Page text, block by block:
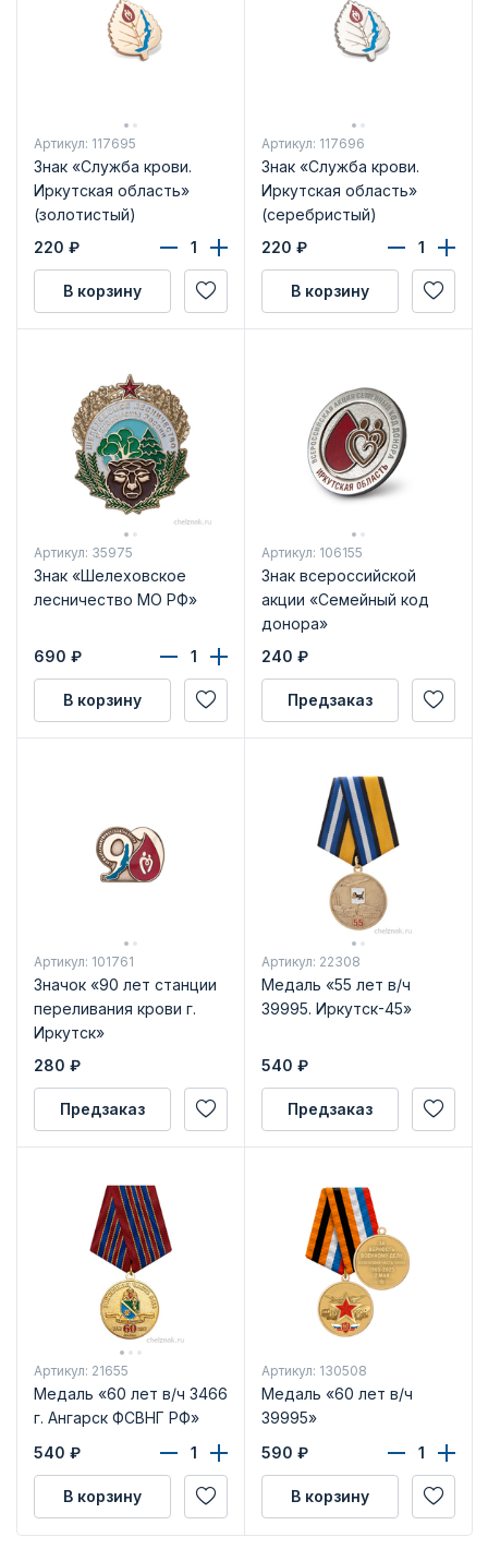
Артикул: 117695
Знак «Служба крови.
Иркутская область»
(золотистый)
220 ₽
В корзину
Артикул: 117696
Знак «Служба крови.
Иркутская область»
(серебристый)
220 ₽
В корзину
Артикул: 35975
Знак «Шелеховское
лесничество МО РФ»
690 ₽
В корзину
Артикул: 106155
Знак всероссийской
акции «Семейный код
донора»
240 ₽
Предзаказ
Артикул: 101761
Значок «90 лет станции
переливания крови г.
Иркутск»
280 ₽
Предзаказ
Артикул: 22308
Медаль «55 лет в/ч
39995. Иркутск-45»
540 ₽
Предзаказ
Артикул: 21655
Медаль «60 лет в/ч 3466
г. Ангарск ФСВНГ РФ»
540 ₽
В корзину
Артикул: 130508
Медаль «60 лет в/ч
39995»
590 ₽
В корзину